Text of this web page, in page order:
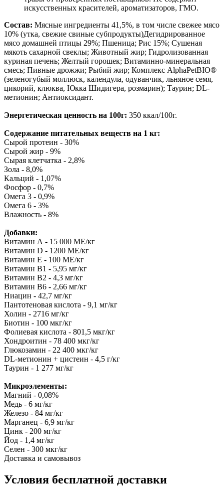
искусственных красителей, ароматизаторов, ГМО.
Состав: Мясные ингредиенты 41,5%, в том числе свежее мясо
10% (утка, свежие свиные субпродукты)Дегидрированное
мясо домашней птицы 29%; Пшеница; Рис 15%; Сушеная
мякоть сахарной свеклы; Животный жир; Гидролизованная
куриная печень; Желтый горошек; Витаминно-минеральная
смесь; Пивные дрожжи; Рыбий жир; Комплекс AlphaPetBIO®
(зеленогубый моллюск, календула, одуванчик, льняное семя,
цикорий, клюква, Юкка Шидигера, розмарин); Таурин; DL-
метионин; Антиоксидант.
Энергетическая ценность на 100г: 350 ккал/100г.
Содержание питательных веществ на 1 кг:
Сырой протеин - 30%
Сырой жир - 9%
Сырая клетчатка - 2,8%
Зола - 8,0%
Кальций - 1,07%
Фосфор - 0,7%
Омега 3 - 0,9%
Омега 6 - 3%
Влажность - 8%
Добавки:
Витамин А - 15 000 МЕ/кг
Витамин D - 1200 МЕ/кг
Витамин Е - 100 МЕ/кг
Витамин В1 - 5,95 мг/кг
Витамин В2 - 4,3 мг/кг
Витамин B6 - 2,66 мг/кг
Ниацин - 42,7 мг/кг
Пантотеновая кислота - 9,1 мг/кг
Холин - 2716 мг/кг
Биотин - 100 мкг/кг
Фолиевая кислота - 801,5 мкг/кг
Хондроитин - 78 400 мкг/кг
Глюкозамин - 22 400 мкг/кг
DL-метионин + цистеин - 4,5 г/кг
Таурин - 1 277 мг/кг
Микроэлементы:
Магний - 0,08%
Медь - 6 мг/кг
Железо - 84 мг/кг
Марганец - 6,9 мг/кг
Цинк - 200 мг/кг
Йод - 1,4 мг/кг
Селен - 300 мкг/кг
Доставка и самовывоз
Условия бесплатной доставки